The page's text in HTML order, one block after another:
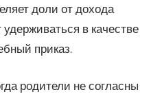
доли от дохода
в качестве
приказ.
родители не согласны